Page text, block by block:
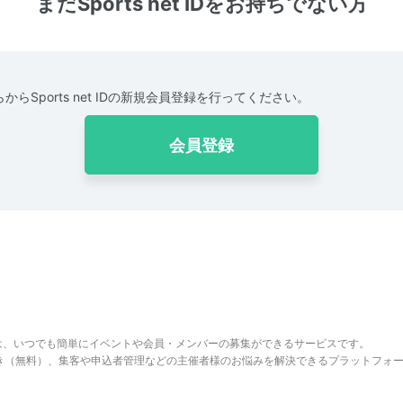
からSports net IDの新規会員登録を行ってください。
会員登録
いつでも簡単にイベントや会員・メンバーの募集ができるサービスです。
無料）、集客や申込者管理などの主催者様のお悩みを解決できるプラットフォー